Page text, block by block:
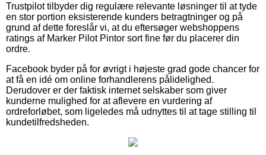
Trustpilot tilbyder dig regulære relevante løsninger til at tyde
en stor portion eksisterende kunders betragtninger og på
grund af dette foreslår vi, at du eftersøger webshoppens
ratings af Marker Pilot Pintor sort fine før du placerer din
ordre.
Facebook byder på for øvrigt i højeste grad gode chancer for
at få en idé om online forhandlerens pålidelighed.
Derudover er der faktisk internet selskaber som giver
kunderne mulighed for at aflevere en vurdering af
ordreforløbet, som ligeledes må udnyttes til at tage stilling til
kundetilfredsheden.